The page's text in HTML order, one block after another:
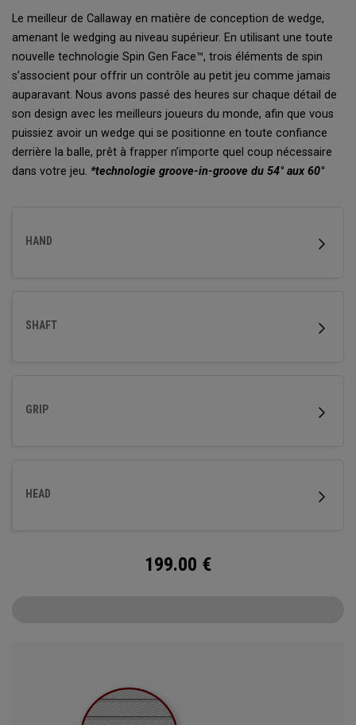
Le meilleur de Callaway en matière de conception de wedge,
amenant le wedging au niveau supérieur. En utilisant une toute
nouvelle technologie Spin Gen Face™, trois éléments de spin
s’associent pour offrir un contrôle au petit jeu comme jamais
auparavant. Nous avons passé des heures sur chaque détail de
son design avec les meilleurs joueurs du monde, afin que vous
puissiez avoir un wedge qui se positionne en toute confiance
derrière la balle, prêt à frapper n’importe quel coup nécessaire
dans votre jeu. *technologie groove-in-groove du 54° aux 60°
HAND
SHAFT
GRIP
HEAD
199.00 €